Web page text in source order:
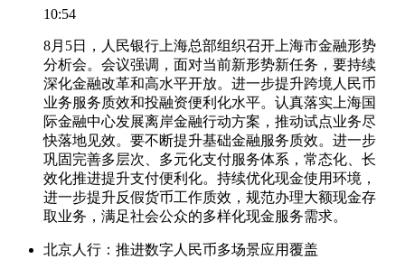
10:54
8月5日，人民银行上海总部组织召开上海市金融形势
分析会。会议强调，面对当前新形势新任务，要持续
深化金融改革和高水平开放。进一步提升跨境人民币
业务服务质效和投融资便利化水平。认真落实上海国
际金融中心发展离岸金融行动方案，推动试点业务尽
快落地见效。要不断提升基础金融服务质效。进一步
巩固完善多层次、多元化支付服务体系，常态化、长
效化推进提升支付便利化。持续优化现金使用环境，
进一步提升反假货币工作质效，规范办理大额现金存
取业务，满足社会公众的多样化现金服务需求。
北京人行：推进数字人民币多场景应用覆盖